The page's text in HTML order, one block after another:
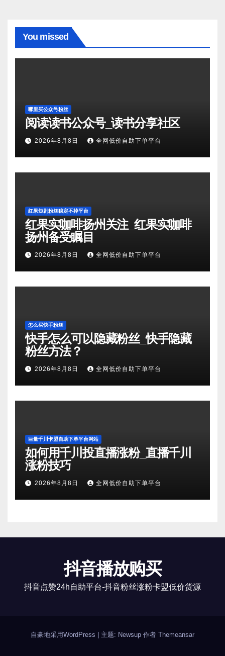
You missed
哪里买公众号粉丝
阅读读书公众号_读书分享社区
2026年8月8日 全网低价自助下单平台
红果短剧粉丝稳定不掉平台
红果实咖啡扬州关注_红果实咖啡
扬州备受瞩目
2026年8月8日 全网低价自助下单平台
怎么买快手粉丝
快手怎么可以隐藏粉丝_快手隐藏
粉丝方法？
2026年8月8日 全网低价自助下单平台
巨量千川卡盟自助下单平台网站
如何用千川投直播涨粉_直播千川
涨粉技巧
2026年8月8日 全网低价自助下单平台
抖音播放购买
抖音点赞24h自助平台-抖音粉丝涨粉卡盟低价货源
自豪地采用WordPress 主题: Newsup 作者 Themeansar